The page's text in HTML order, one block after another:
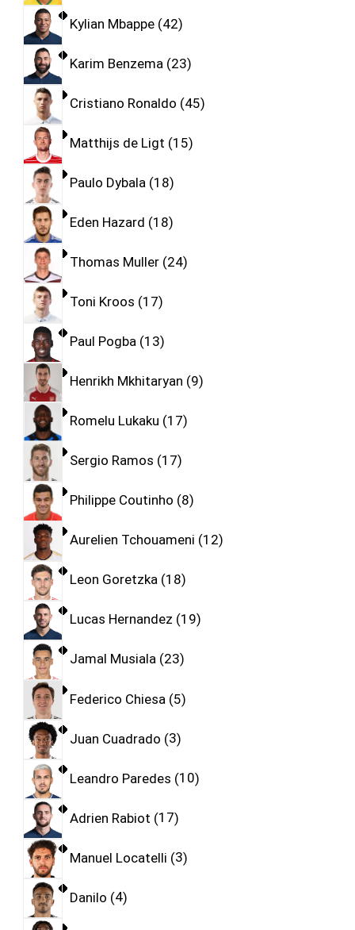
Kylian Mbappe 42
Karim Benzema 23
Cristiano Ronaldo 45
Matthijs de Ligt 15
Paulo Dybala 18
Eden Hazard 18
Thomas Muller 24
Toni Kroos 17
Paul Pogba 13
Henrikh Mkhitaryan 9
Romelu Lukaku 17
Sergio Ramos 17
Philippe Coutinho 8
Aurelien Tchouameni 12
Leon Goretzka 18
Lucas Hernandez 19
Jamal Musiala 23
Federico Chiesa 5
Juan Cuadrado 3
Leandro Paredes 10
Adrien Rabiot 17
Manuel Locatelli 3
Danilo 4